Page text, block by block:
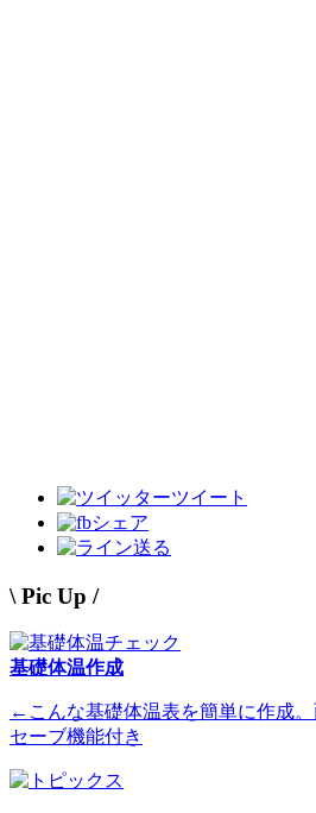
ツイート
シェア
送る
\ Pic Up /
基礎体温作成
←こんな基礎体温表を簡単に作成
セーブ機能付き